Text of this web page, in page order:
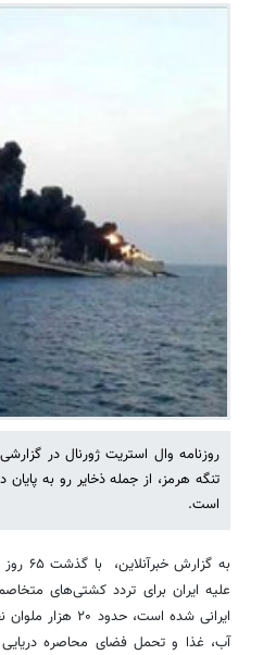
روزنامه وال استریت ژورنال در
تنگه هرمز، از جمله ذخایر رو به پایان
است.
به
علیه ایران برای تردد کشتی‌های
ایرانی شده
آب، غذا و تحمل فضای محاصره دریایی